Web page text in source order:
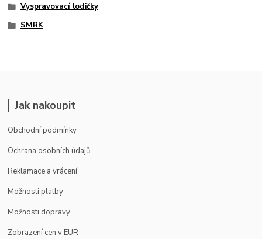
Vyspravovací lodičky
SMRK
Jak nakoupit
Obchodní podmínky
Ochrana osobních údajů
Reklamace a vrácení
Možnosti platby
Možnosti dopravy
Zobrazení cen v EUR